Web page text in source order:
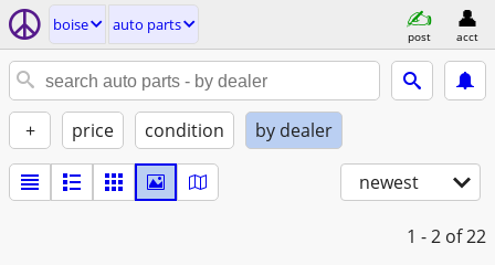
boise auto parts
post acct
+ price condition by dealer
newest
1 - 2 of 22